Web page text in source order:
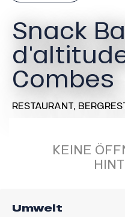
Snack
Combes
RESTAURANT,
KEINE
Umwelt